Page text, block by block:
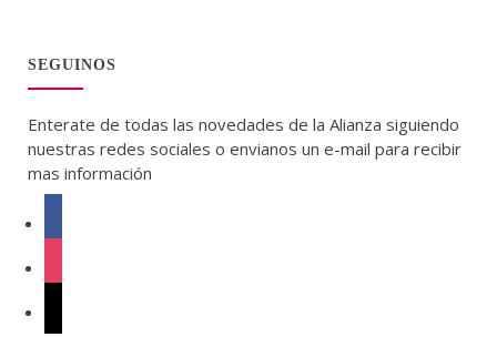
SEGUINOS
Enterate de todas las novedades de la Alianza siguiendo
nuestras redes sociales o envianos un e-mail para recibir
mas información